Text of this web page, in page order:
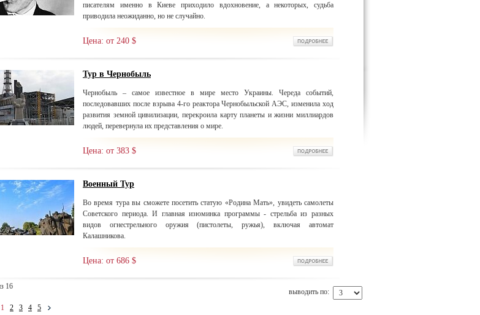
писателям именно в Киеве приходило вдохновение, а некоторых, судьба
приводила неожиданно, но не случайно.
Цена: от 240 $
Тур в Чернобыль
Чернобыль – самое известное в мире место Украины. Череда событий,
последовавших после взрыва 4-го реактора Чернобыльской АЭС, изменила ход
развития земной цивилизации, перекроила карту планеты и жизни миллиардов
людей, перевернула их представления о мире.
Цена: от 383 $
Военный Тур
Во время тура вы сможете посетить статую «Родина Мать», увидеть самолеты
Советского периода. И главная изюминка программы - стрельба из разных
видов огнестрельного оружия (пистолеты, ружья), включая автомат
Калашникова.
Цена: от 686 $
16
1 2 3 4 5
выводить по: